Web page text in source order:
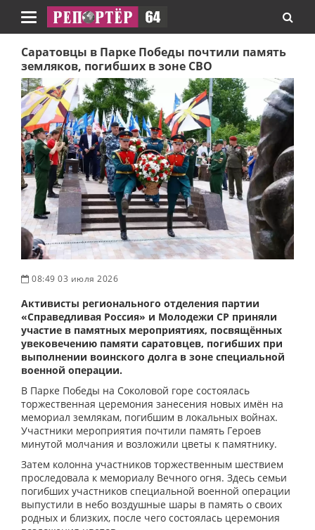
Навигация
Саратовцы в Парке Победы почтили память
земляков, погибших в зоне СВО
08:49 03 июля 2026
Активисты регионального отделения партии
«Справедливая Россия» и Молодежи СР приняли
участие в памятных мероприятиях, посвящённых
увековечению памяти саратовцев, погибших при
выполнении воинского долга в зоне специальной
военной операции.
В Парке Победы на Соколовой горе состоялась
торжественная церемония занесения новых имён на
мемориал землякам, погибшим в локальных войнах.
Участники мероприятия почтили память Героев
минутой молчания и возложили цветы к памятнику.
Затем колонна участников торжественным шествием
проследовала к мемориалу Вечного огня. Здесь семьи
погибших участников специальной военной операции
выпустили в небо воздушные шары в память о своих
родных и близких, после чего состоялась церемония